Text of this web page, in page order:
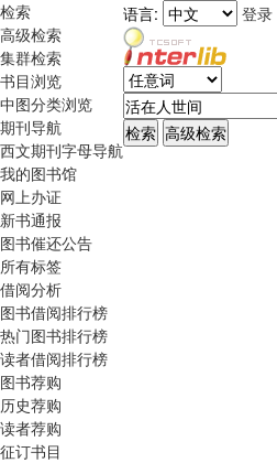
检索
高级检索
集群检索
书目浏览
中图分类浏览
期刊导航
西文期刊字母导航
我的图书馆
网上办证
新书通报
图书催还公告
所有标签
借阅分析
图书借阅排行榜
热门图书排行榜
读者借阅排行榜
图书荐购
历史荐购
读者荐购
征订书目
语言: 登录